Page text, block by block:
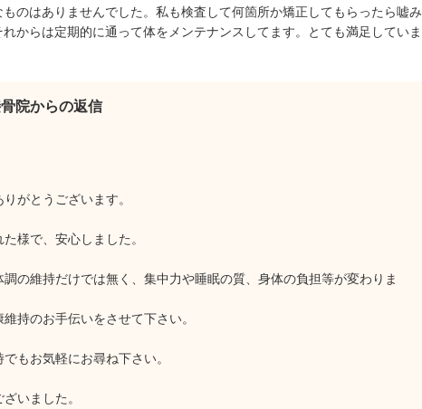
のはありませんでした。私も検査して何箇所か矯正してもらったら嘘み
からは定期的に通って体をメンテナンスしてます。とても満足していま
院からの返信
がとうございます。
様で、安心しました。
の維持だけでは無く、集中力や睡眠の質、身体の負担等が変わりま
持のお手伝いをさせて下さい。
もお気軽にお尋ね下さい。
いました。